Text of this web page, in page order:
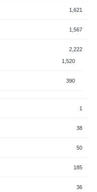
1,621
1,567
2,222
1,520
390
1
38
50
185
36